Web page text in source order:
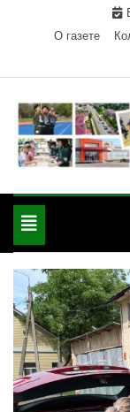
О газете
Toggle
navigation